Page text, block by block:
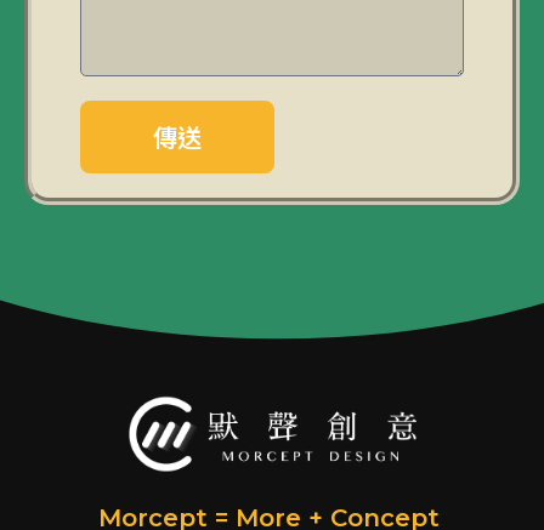
傳送
Morcept = More + Concept